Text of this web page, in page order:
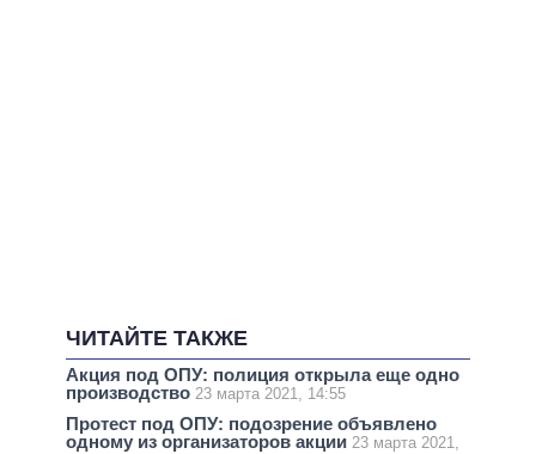
ЧИТАЙТЕ ТАКЖЕ
Акция под ОПУ: полиция открыла еще одно
производство 23 марта 2021, 14:55
Протест под ОПУ: подозрение объявлено
одному из организаторов акции 23 марта 2021,